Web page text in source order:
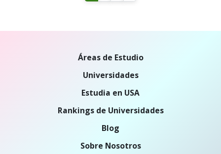
Áreas de Estudio
Universidades
Estudia en USA
Rankings de Universidades
Blog
Sobre Nosotros